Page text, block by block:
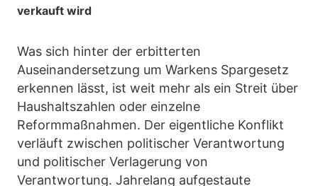
verkauft wird
Was sich hinter der erbitterten
Auseinandersetzung um Warkens Spargesetz
erkennen lässt, ist weit mehr als ein Streit über
Haushaltszahlen oder einzelne
Reformmaßnahmen. Der eigentliche Konflikt
verläuft zwischen politischer Verantwortung
und politischer Verlagerung von
Verantwortung. Jahrelang aufgestaute